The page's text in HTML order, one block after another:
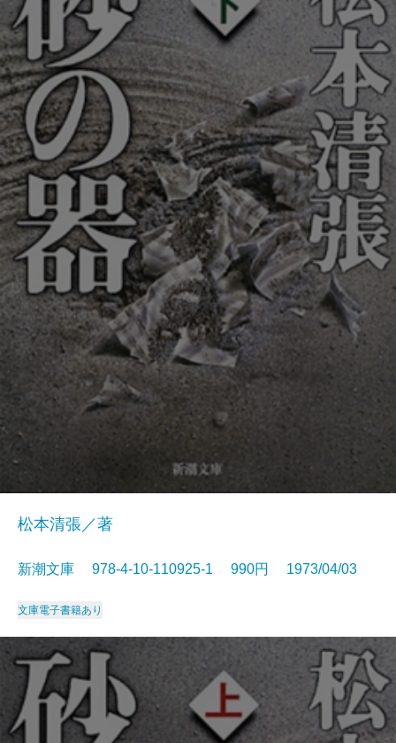
松本清張／著
新潮文庫 978-4-10-110925-1 990円 1973/04/03
文庫電子書籍あり